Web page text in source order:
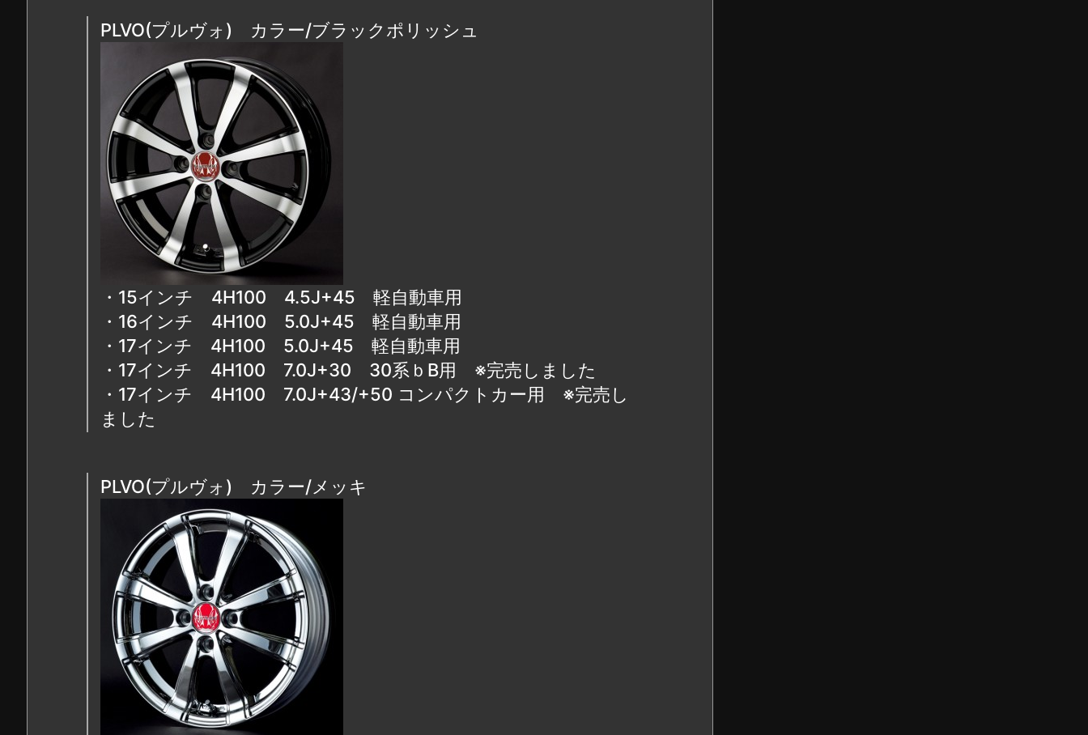
PLVO(プルヴォ) カラー/ブラックポリッシュ
・15インチ 4H100 4.5J+45 軽自動車用
・16インチ 4H100 5.0J+45 軽自動車用
・17インチ 4H100 5.0J+45 軽自動車用
・17インチ 4H100 7.0J+30 30系ｂB用 ※完売しました
・17インチ 4H100 7.0J+43/+50 コンパクトカー用 ※完売し
ました
PLVO(プルヴォ) カラー/メッキ